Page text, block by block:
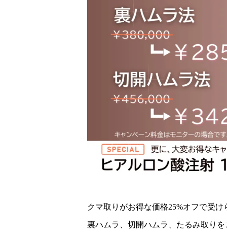
クマ取りがお得な価格25%オフで受
裏ハムラ、切開ハムラ、たるみ取り